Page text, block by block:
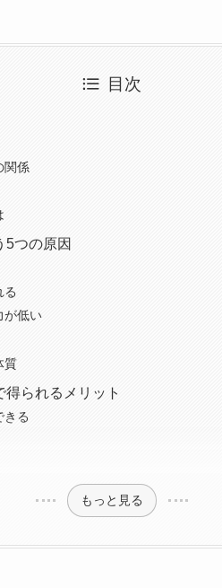
目次
関係
5つの原因
る
が低い
質
られるメリット
きる
もっと見る